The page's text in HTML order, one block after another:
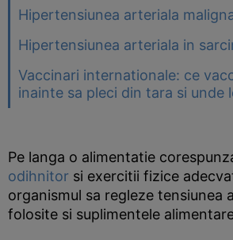
Hipertensiunea arteriala
Hipertensiunea arteriala in
Vaccinari internationale: ce
inainte sa pleci din tara si unde
Pe langa o alimentatie
odihnitor si exercitii fizice
organismul sa regleze tensiunea
folosite si suplimentele